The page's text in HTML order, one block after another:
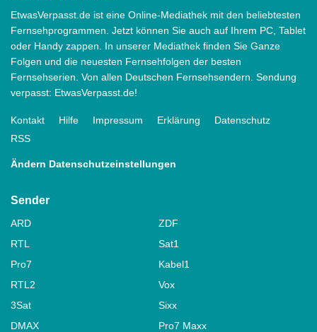
EtwasVerpasst.de ist eine Online-Mediathek mit den beliebtesten
Fernsehprogrammen. Jetzt können Sie auch auf Ihrem PC, Tablet
oder Handy zappen. In unserer Mediathek finden Sie Ganze
Folgen und die neuesten Fernsehfolgen der besten
Fernsehserien. Von allen Deutschen Fernsehsendern. Sendung
verpasst: EtwasVerpasst.de!
Kontakt Hilfe Impressum Erklärung
Datenschutz
RSS
Ändern Datenschutzeinstellungen
Sender
ARD
ZDF
RTL
Sat1
Pro7
Kabel1
RTL2
Vox
3Sat
Sixx
DMAX
Pro7 Maxx